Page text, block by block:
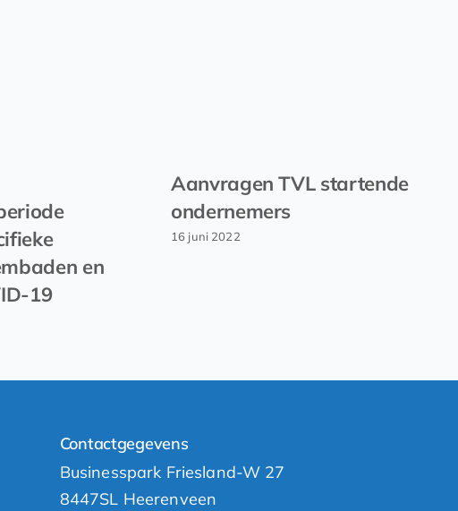
en
19
Aanvragen TVL startende
ondernemers
16 juni 2022
Contactgegevens
Businesspark Friesland-W 27
8447SL Heerenveen